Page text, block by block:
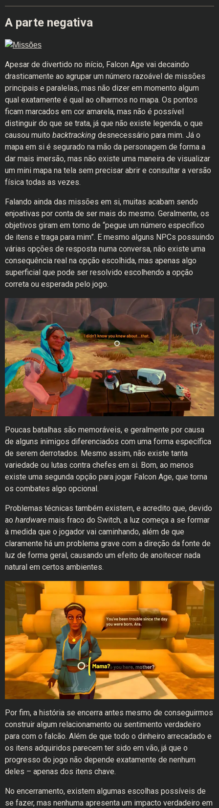
A parte negativa
Apesar de divertido no início, Falcon Age vai decaindo
drasticamente ao agrupar um número razoável de missões
principais e paralelas, mas não dizer em momento algum
qual exatamente é qual ao olharmos no mapa. Os pontos
ficam marcados em cor amarela, mas não é possível
distinguir do que se trata, já que não existe legenda, o que
causou muito backtracking desnecessário para mim. Já o
mapa em si é segurado na mão da personagem de forma a
dar mais imersão, mas não existe uma maneira de visualizar
um mini mapa na tela sem precisar abrir e consultar a versão
física todas as vezes.
Falando ainda das missões em si, muitas acabam sendo
enjoativas por conta de ser mais do mesmo. Geralmente, os
objetivos giram em torno de “pegue um número específico
de itens e traga para mim”. E mesmo alguns NPCs possuindo
várias opções de resposta numa conversa, não existe uma
consequência real na opção escolhida, mas apenas algo
superficial que pode ser resolvido escolhendo a opção
correta ou esperada pelo jogo.
Poucas batalhas são memoráveis, e geralmente por causa
de alguns inimigos diferenciados com uma forma específica
de serem derrotados. Mesmo assim, não existe tanta
variedade ou lutas contra chefes em si. Bom, ao menos
existe uma segunda opção para jogar Falcon Age, que torna
os combates algo opcional.
Problemas técnicas também existem, e acredito que, devido
ao hardware mais fraco do Switch, a luz começa a se formar
à medida que o jogador vai caminhando, além de que
claramente há um problema grave com a direção da fonte de
luz de forma geral, causando um efeito de anoitecer nada
natural em certos ambientes.
Por fim, a história se encerra antes mesmo de conseguirmos
construir algum relacionamento ou sentimento verdadeiro
para com o falcão. Além de que todo o dinheiro arrecadado e
os itens adquiridos parecem ter sido em vão, já que o
progresso do jogo não depende exatamente de nenhum
deles – apenas dos itens chave.
No encerramento, existem algumas escolhas possíveis de
se fazer, mas nenhuma apresenta um impacto verdadeiro em